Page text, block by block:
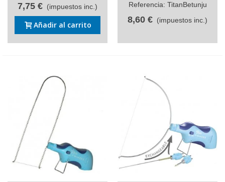
7,75 € (impuestos inc.)
Añadir al carrito
Referencia: TitanBetunju
8,60 € (impuestos inc.)